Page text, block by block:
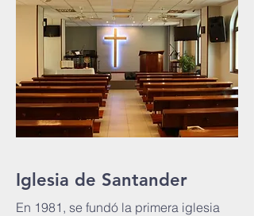
Iglesia de Santander
En 1981, se fundó la primera iglesia